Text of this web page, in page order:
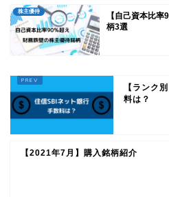
株主優待
【自己資本比
柄3選
【ランク
料は？
【2021年7月】購入銘柄紹介